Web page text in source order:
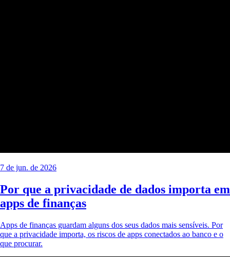
7 de jun. de 2026
Por que a privacidade de dados importa em
apps de finanças
Apps de finanças guardam alguns dos seus dados mais sensíveis. Por
que a privacidade importa, os riscos de apps conectados ao banco e o
que procurar.